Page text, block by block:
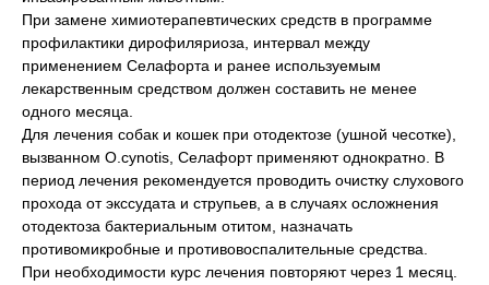
При замене химиотерапевтических средств в программе
профилактики дирофиляриоза, интервал между
применением Селафорта и ранее используемым
лекарственным средством должен составить не менее
одного месяца.
Для лечения собак и кошек при отодектозе (ушной чесотке),
вызванном O.cynotis, Селафорт применяют однократно. В
период лечения рекомендуется проводить очистку слухового
прохода от экссудата и струпьев, а в случаях осложнения
отодектоза бактериальным отитом, назначать
противомикробные и противовоспалительные средства.
При необходимости курс лечения повторяют через 1 месяц.
Политика конфиденциальности
Согласие на обработку перс. данных
+7 (3452) 57-54-36Заказать звонок
Хотите у нас работать?
Заполнить анкету
Правила оказания ветеринарной помощи
Реквизиты